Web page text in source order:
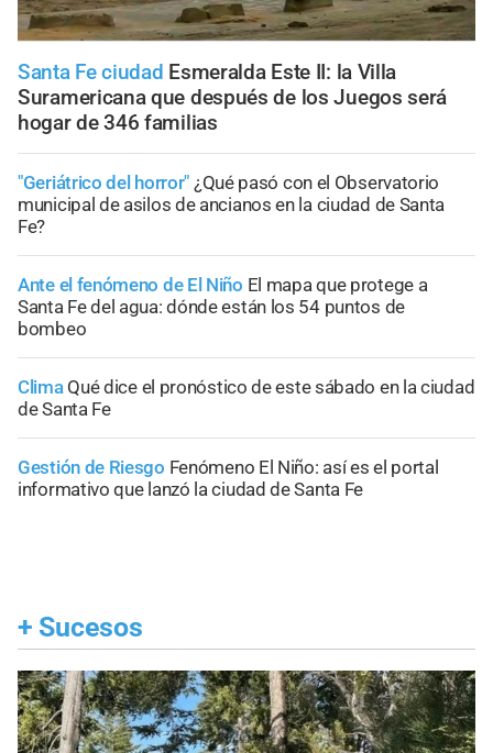
Santa Fe ciudad Esmeralda Este II: la Villa
Suramericana que después de los Juegos será
hogar de 346 familias
"Geriátrico del horror" ¿Qué pasó con el Observatorio
municipal de asilos de ancianos en la ciudad de Santa
Fe?
Ante el fenómeno de El Niño El mapa que protege a
Santa Fe del agua: dónde están los 54 puntos de
bombeo
Clima Qué dice el pronóstico de este sábado en la ciudad
de Santa Fe
Gestión de Riesgo Fenómeno El Niño: así es el portal
informativo que lanzó la ciudad de Santa Fe
+ Sucesos